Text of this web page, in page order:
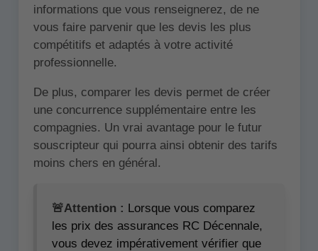
informations que vous renseignerez, de ne
vous faire parvenir que les devis les plus
compétitifs et adaptés à votre activité
professionnelle.
De plus, comparer les devis permet de créer
une concurrence supplémentaire entre les
compagnies. Un vrai avantage pour le futur
souscripteur qui pourra ainsi obtenir des tarifs
moins chers en général.
🚨Attention : Lorsque vous comparez
les prix des assurances RC Décennale,
vous devez impérativement vérifier que